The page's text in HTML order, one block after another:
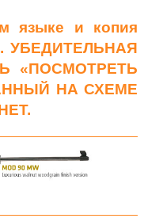
языке и копия
УБЕДИТЕЛЬНАЯ
«ПОСМОТРЕТЬ
НА СХЕМЕ